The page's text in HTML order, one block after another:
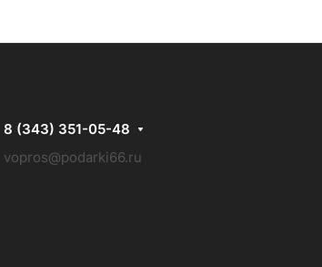
8 (343) 351-05-48
vopros@podarki66.ru